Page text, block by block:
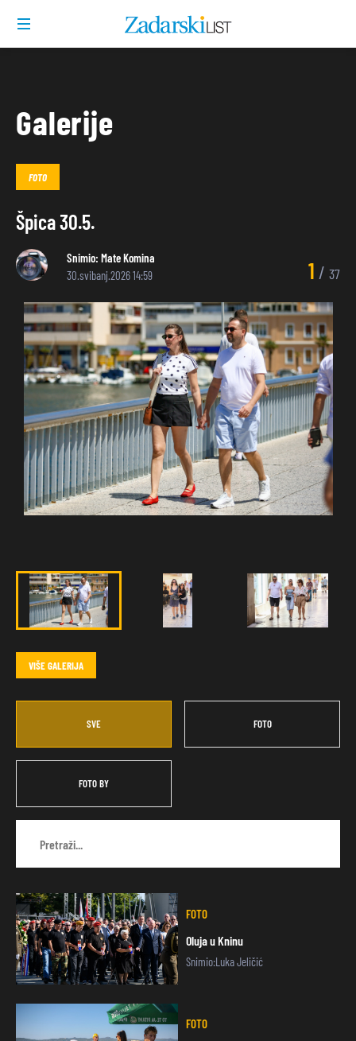
Galerije
FOTO
Špica 30.5.
Snimio: Mate Komina
30.svibanj.2026 14:59
1 / 37
VIŠE GALERIJA
SVE FOTO
FOTO BY
FOTO
Oluja u Kninu
Snimio:Luka Jeličić
FOTO